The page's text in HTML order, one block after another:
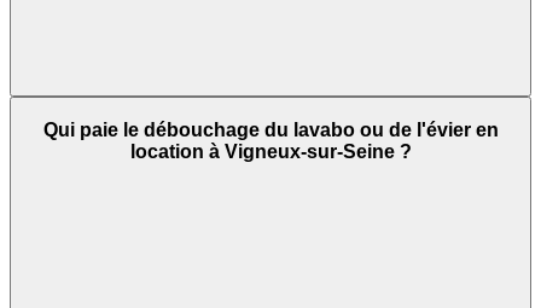
Qui paie le débouchage du lavabo ou de l'évier en
location à Vigneux-sur-Seine ?